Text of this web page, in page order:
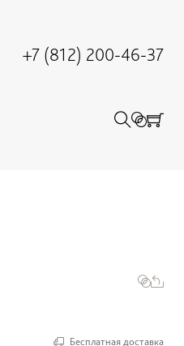
+7 (812) 200-46-37
Бесплатная доставка